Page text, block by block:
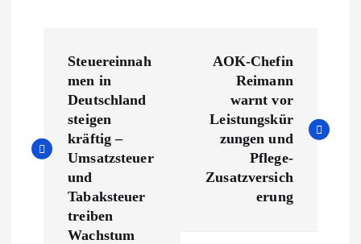
t
Steuereinnah
men in
Deutschland
steigen
kräftig –
Umsatzsteuer
und
Tabaksteuer
treiben
Wachstum
AOK-Chefin
Reimann
warnt vor
Leistungskür
zungen und
Pflege-
Zusatzversich
erung